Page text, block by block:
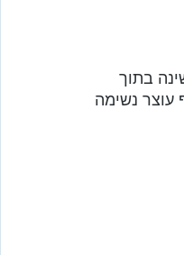
בתוך
עוצר נשימה